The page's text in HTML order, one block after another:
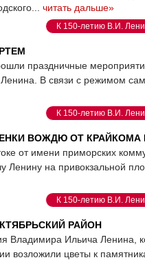
читать дальше»
К 150-летию В.И.
праздничные
В связи с режимом
К 150-летию В.И.
ВОЖДЮ ОТ КРАЙКОМА
от имени приморских
Ленину на привокзальной
К 150-летию В.И.
РАЙОН
Владимира Ильича Ленина,
возложили цветы к